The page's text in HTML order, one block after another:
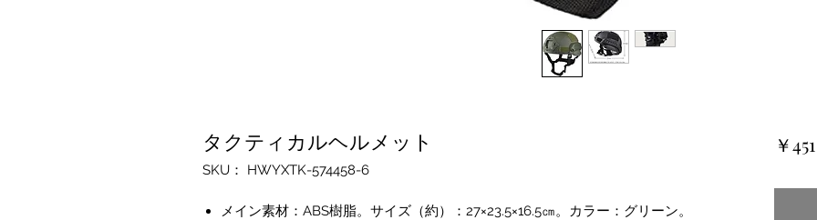
タクティカルヘルメット
SKU： HWYXTK-574458-6
メイン素材：ABS樹脂。サイズ（約）：27×23.5×16.5㎝。カラー：グリーン。
￥451